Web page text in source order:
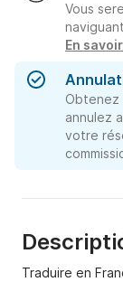
Vous
En
Obtenez
annulez
votre
Traduire en